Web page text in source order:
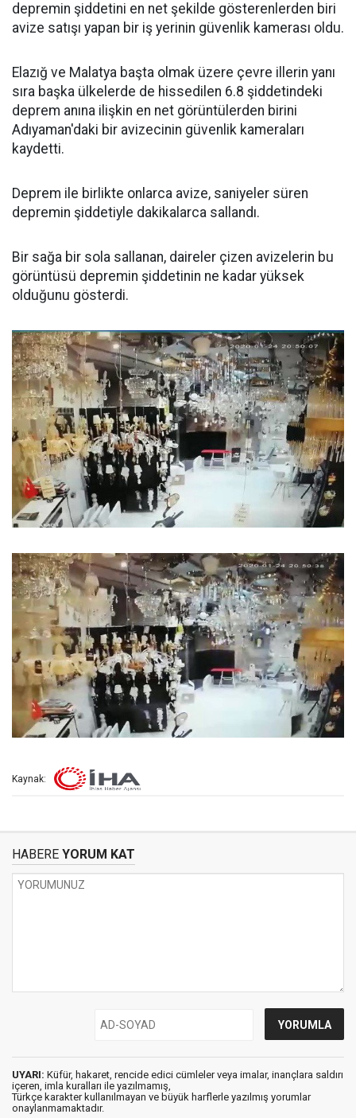
depremin şiddetini en net şekilde gösterenlerden biri
avize satışı yapan bir iş yerinin güvenlik kamerası oldu.
Elazığ ve Malatya başta olmak üzere çevre illerin yanı
sıra başka ülkelerde de hissedilen 6.8 şiddetindeki
deprem anına ilişkin en net görüntülerden birini
Adıyaman'daki bir avizecinin güvenlik kameraları
kaydetti.
Deprem ile birlikte onlarca avize, saniyeler süren
depremin şiddetiyle dakikalarca sallandı.
Bir sağa bir sola sallanan, daireler çizen avizelerin bu
görüntüsü depremin şiddetinin ne kadar yüksek
olduğunu gösterdi.
Kaynak:
HABERE YORUM KAT
UYARI: Küfür, hakaret, rencide edici cümleler veya imalar, inançlara saldırı
içeren, imla kuralları ile yazılmamış,
Türkçe karakter kullanılmayan ve büyük harflerle yazılmış yorumlar
onaylanmamaktadır.